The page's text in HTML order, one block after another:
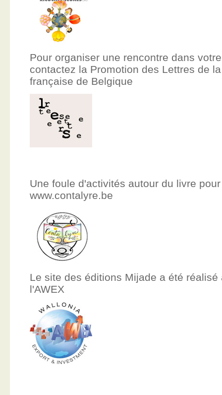
Pour organiser une rencontre dans
contactez la Promotion des Lettres de
française de Belgique
Une foule d'activités autour du livre
www.contalyre.be
Le site des éditions Mijade a été réalisé
l'AWEX